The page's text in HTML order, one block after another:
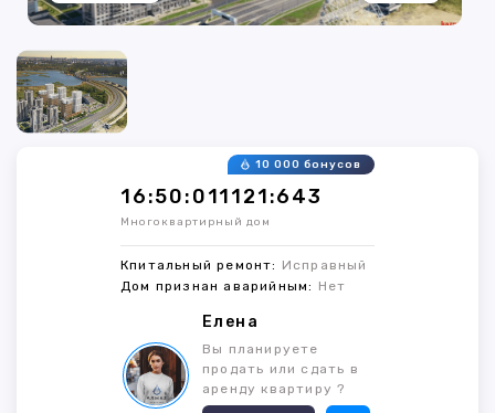
16:50:011121:643
10 000 бонусов
Многоквартирный дом
Кпитальный ремонт: Исправный
Дом признан аварийным: Нет
Елена
Вы планируете
продать или сдать в
аренду квартиру ?